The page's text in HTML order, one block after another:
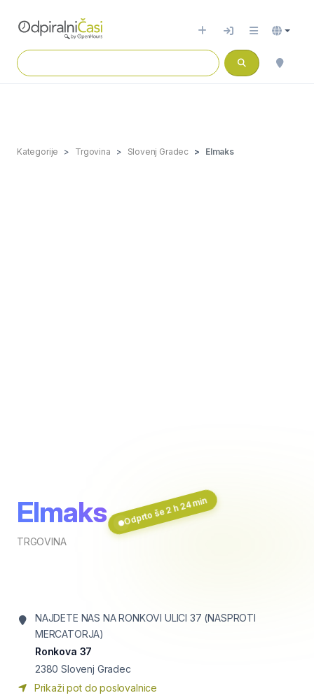
Kategorije Trgovina Slovenj Gradec Elmaks
Elmaks
TRGOVINA
Odprto še 2 h 24 min
NAJDETE NAS NA RONKOVI ULICI 37 (NASPROTI
MERCATORJA)
Ronkova 37
2380 Slovenj Gradec
Prikaži pot do poslovalnice